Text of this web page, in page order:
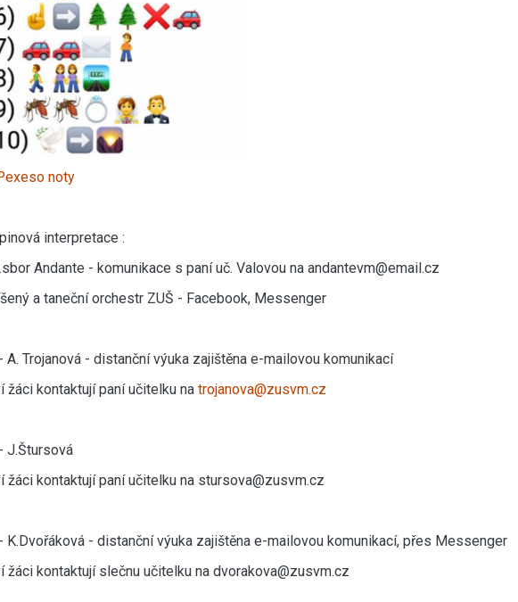
noty
interpretace :
Andante - komunikace s paní uč. Valovou na andantevm@email.cz
a taneční orchestr ZUŠ - Facebook, Messenger
A. Trojanová - distanční výuka zajištěna e-mailovou komunikací
žáci kontaktují paní učitelku natrojanova@zusvm.cz
J.Štursová
žáci kontaktují paní učitelku na stursova@zusvm.cz
K.Dvořáková - distanční výuka zajištěna e-mailovou komunikací, přes Messenger
žáci kontaktují slečnu učitelku na dvorakova@zusvm.cz